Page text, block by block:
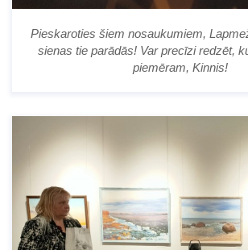
Pieskaroties šiem nosaukumiem,
sienas tie parādās! Var precīzi redzēt,
piemēram, Kinnis!